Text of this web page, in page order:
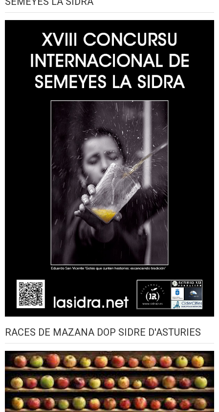
RACES DE MAZANA DOP SIDRE D'ASTURIES